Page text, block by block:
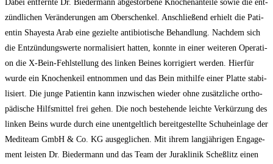
Dabei ent­fern­te Dr. Bie­der­mann abge­stor­be­ne Kno­chen­an­tei­le sowie die ent­
zünd­li­chen Ver­än­de­run­gen am Ober­schen­kel. Anschlie­ßend erhielt die Pati­
en­tin Shayes­ta Arab eine geziel­te anti­bio­ti­sche Behand­lung. Nach­dem sich
die Ent­zün­dungs­wer­te nor­ma­li­siert hat­ten, konn­te in einer wei­te­ren Ope­ra­ti­
on die X‑Bein-Fehl­stel­lung des lin­ken Bei­nes kor­ri­giert wer­den. Hier­für
wur­de ein Kno­chen­keil ent­nom­men und das Bein mit­hil­fe einer Plat­te sta­bi­
li­siert. Die jun­ge Pati­en­tin kann inzwi­schen wie­der ohne zusätz­li­che ortho­
pä­di­sche Hilfs­mit­tel frei gehen. Die noch bestehen­de leich­te Ver­kür­zung des
lin­ken Beins wur­de durch eine unent­gelt­lich bereit­ge­stell­te Schuh­ein­la­ge der
Medi­team GmbH & Co. KG aus­ge­gli­chen. Mit ihrem lang­jäh­ri­gen Enga­ge­
ment leis­ten Dr. Bie­der­mann und das Team der Jura­kli­nik Scheß­litz einen